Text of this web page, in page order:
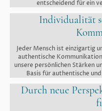
entscheidend für ein
Individualität
Jeder Mensch ist einzigartig
authentische
unsere persönlichen Stärken
Basis für authentische
Durch neue